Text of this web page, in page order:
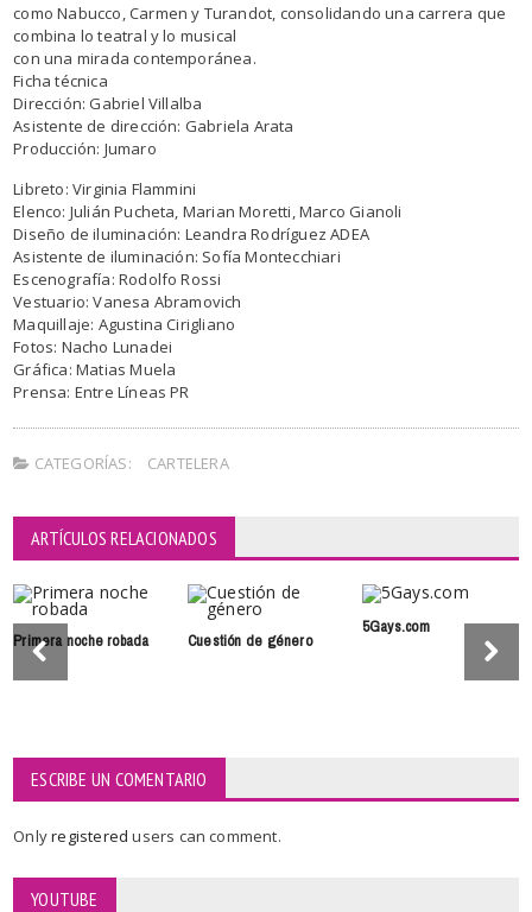
como Nabucco, Carmen y Turandot, consolidando una carrera que
combina lo teatral y lo musical
con una mirada contemporánea.
Ficha técnica
Dirección: Gabriel Villalba
Asistente de dirección: Gabriela Arata
Producción: Jumaro
Libreto: Virginia Flammini
Elenco: Julián Pucheta, Marian Moretti, Marco Gianoli
Diseño de iluminación: Leandra Rodríguez ADEA
Asistente de iluminación: Sofía Montecchiari
Escenografía: Rodolfo Rossi
Vestuario: Vanesa Abramovich
Maquillaje: Agustina Cirigliano
Fotos: Nacho Lunadei
Gráfica: Matias Muela
Prensa: Entre Líneas PR
CATEGORÍAS: CARTELERA
ARTÍCULOS RELACIONADOS
Primera noche robada Cuestión de género
5Gays.com
ESCRIBE UN COMENTARIO
Onlyregisteredusers can comment.
YOUTUBE